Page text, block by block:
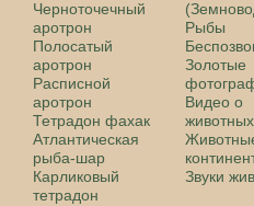
Черноточечный
аротрон
Полосатый
аротрон
Расписной
аротрон
Тетрадон фахак
Атлантическая
рыба-шар
Карликовый
тетрадон
Рыбы
Золотые
Видео о
животных
Звуки